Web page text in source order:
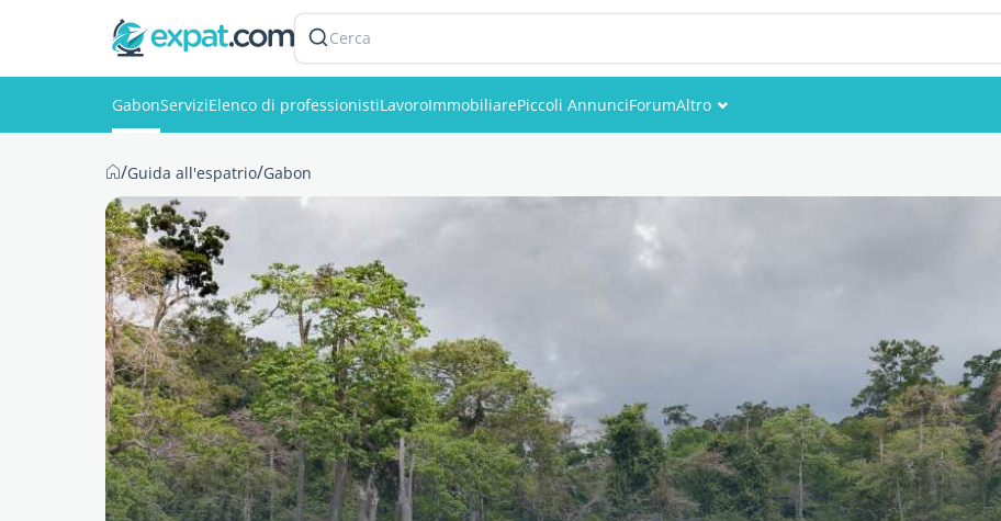
Cerca
GabonServiziElenco di professionistiLavoroImmobiliarePiccoli AnnunciForumAltro
/Guida all'espatrio/Gabon